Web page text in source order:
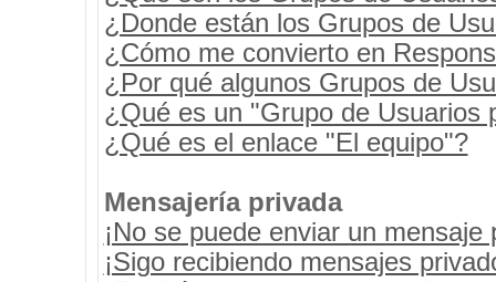
¿Donde están los Grupos de
¿Cómo me convierto en
¿Por qué algunos Grupos de
¿Qué es un "Grupo de Usuarios
¿Qué es el enlace "El equipo"?
Mensajería privada
¡No se puede enviar un mensaje
¡Sigo recibiendo mensajes